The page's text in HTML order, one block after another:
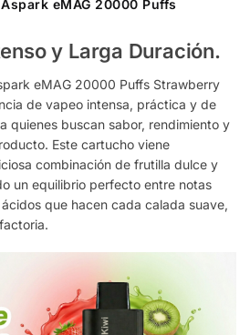
eMAG 20000 Puffs
y Larga Duración.
eMAG 20000 Puffs Strawberry
de vapeo intensa, práctica y de
quienes buscan sabor, rendimiento y
Este cartucho viene
combinación de frutilla dulce y
un equilibrio perfecto entre notas
que hacen cada calada suave,